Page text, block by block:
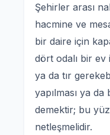
Şehirler arası
hacmine ve
bir daire için
dört odalı bir
ya da tır
yapılması ya
demektir; bu
netleşmelidir.